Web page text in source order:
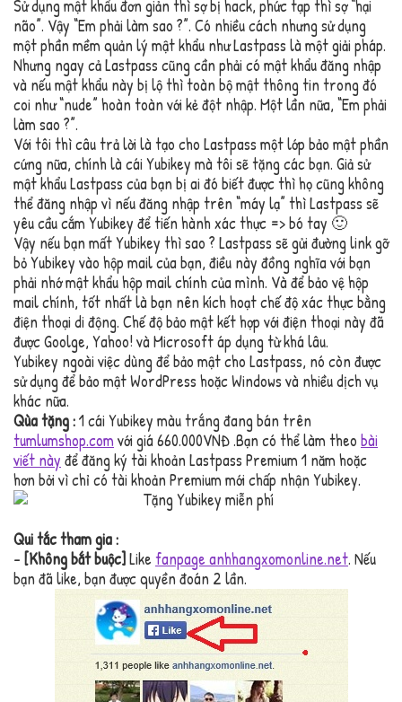
Sử dụng mật khẩu đơn giản thì sợ bị hack, phức tạp thì sợ “hại
não”. Vậy “Em phải làm sao ?”. Có nhiều cách nhưng sử dụng
một phần mềm quản lý mật khẩu như Lastpass là một giải pháp.
Nhưng ngay cả Lastpass cũng cần phải có mật khẩu đăng nhập
và nếu mật khẩu này bị lộ thì toàn bộ mật thông tin trong đó
coi như “nude” hoàn toàn với kẻ đột nhập. Một lần nữa, “Em phải
làm sao ?”.
Với tôi thì câu trả lời là tạo cho Lastpass một lớp bảo mật phần
cứng nữa, chính là cái Yubikey mà tôi sẽ tặng các bạn. Giả sử
mật khẩu Lastpass của bạn bị ai đó biết được thì họ cũng không
thể đăng nhập vì nếu đăng nhập trên “máy lạ” thì Lastpass sẽ
yêu cầu cắm Yubikey để tiến hành xác thực => bó tay 🙂
Vậy nếu bạn mất Yubikey thì sao ? Lastpass sẽ gửi đường link gỡ
bỏ Yubikey vào hộp mail của bạn, điều này đồng nghĩa với bạn
phải nhớ mật khẩu hộp mail chính của mình. Và để bảo vệ hộp
mail chính, tốt nhất là bạn nên kích hoạt chế độ xác thực bằng
điện thoại di động. Chế độ bảo mật kết hợp với điện thoại này đã
được Goolge, Yahoo! và Microsoft áp dụng từ khá lâu.
Yubikey ngoài việc dùng để bảo mật cho Lastpass, nó còn được
sử dụng để bảo mật WordPress hoặc Windows và nhiều dịch vụ
khác nữa.
Qùa tặng :1 cái Yubikey màu trắng đang bán trên
tumlumshop.com với giá 660.000VNĐ .Bạn có thể làm theo bài
viết này để đăng ký tài khoản Lastpass Premium 1 năm hoặc
hơn bởi vì chỉ có tài khoản Premium mới chấp nhận Yubikey.
Qui tắc tham gia :
– [Không bắt buộc]Like fanpage anhhangxomonline.net. Nếu
bạn đã like, bạn được quyền đoán 2 lần.